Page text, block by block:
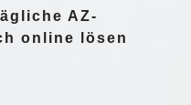
AZ-
online lösen